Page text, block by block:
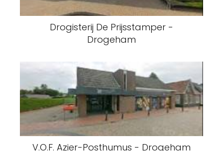
Drogisterij De Prijsstamper -
Drogeham
V.O.F. Azier-Posthumus - Drogeham